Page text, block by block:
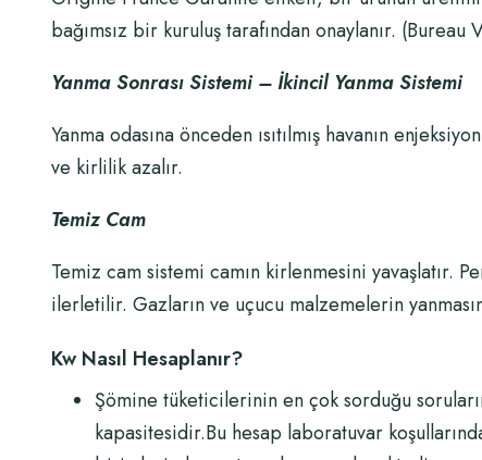
bağımsız bir kuruluş tarafından onaylanır.
Yanma Sonrası Sistemi – İkincil Yanma Sistemi
Yanma odasına önceden ısıtılmış havanın
ve kirlilik azalır.
Temiz Cam
Temiz cam sistemi camın kirlenmesini yavaşlatır.
ilerletilir. Gazların ve uçucu malzemelerin
Kw Nasıl Hesaplanır?
Şömine tüketicilerinin en çok sorduğu
kapasitesidir.Bu hesap laboratuvar